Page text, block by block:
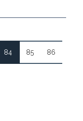
84 85 86